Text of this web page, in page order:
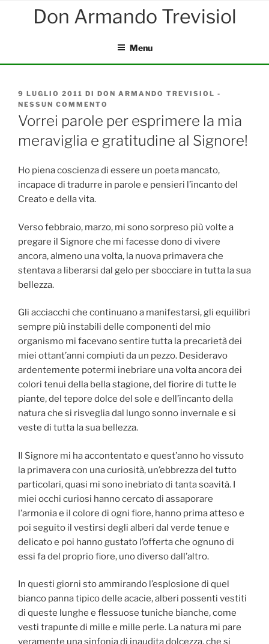
Menu
PUBBLICATO
IL
9 LUGLIO 2011 DI DON ARMANDO TREVISIOL -
NESSUN COMMENTO
PAROLE
PER
ESPRIMERE
MIA
MERAVIGLIA
E
SIGNORE!
Vorrei parole per esprimere la mia
meraviglia e gratitudine al Signore!
Ho piena coscienza di essere un poeta mancato,
incapace di tradurre in parole e pensieri l’incanto del
Creato e della vita.
Verso febbraio, marzo, mi sono sorpreso più volte a
pregare il Signore che mi facesse dono di vivere
ancora, almeno una volta, la nuova primavera che
stentava a liberarsi dal gelo per sbocciare in tutta la sua
bellezza.
Gli acciacchi che continuano a manifestarsi, gli equilibri
sempre più instabili delle componenti del mio
organismo mi facevano sentire tutta la precarietà dei
miei ottant’anni compiuti da un pezzo. Desideravo
ardentemente potermi inebriare una volta ancora dei
colori tenui della bella stagione, del fiorire di tutte le
piante, del tepore dolce del sole e dell’incanto della
natura che si risveglia dal lungo sonno invernale e si
veste di tutta la sua bellezza.
Il Signore mi ha accontentato e quest’anno ho vissuto
la primavera con una curiosità, un’ebbrezza del tutto
particolari, quasi mi sono inebriato di tanta soavità. I
miei occhi curiosi hanno cercato di assaporare
l’armonia e il colore di ogni fiore, hanno prima atteso e
poi seguito il vestirsi degli alberi dal verde tenue e
delicato e poi hanno gustato l’offerta che ognuno di
essi fa del proprio fiore, uno diverso dall’altro.
In questi giorni sto ammirando l’esplosione di quel
bianco panna tipico delle acacie, alberi possenti vestiti
di queste lunghe e flessuose tuniche bianche, come
vesti trapunte di mille e mille perle. La natura mi pare
veramente una sinfonia di inaudita dolcezza, che si